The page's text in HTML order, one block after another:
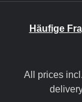
Häufige
All prices